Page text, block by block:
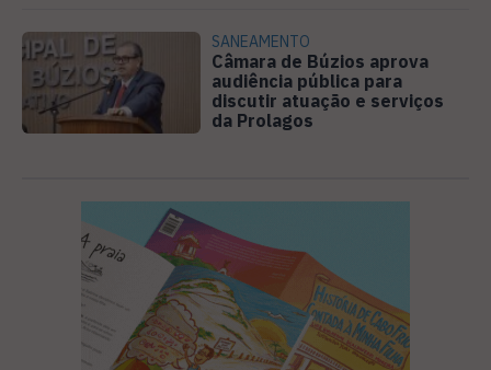
SANEAMENTO
Câmara de Búzios aprova
audiência pública para
discutir atuação e serviços
da Prolagos